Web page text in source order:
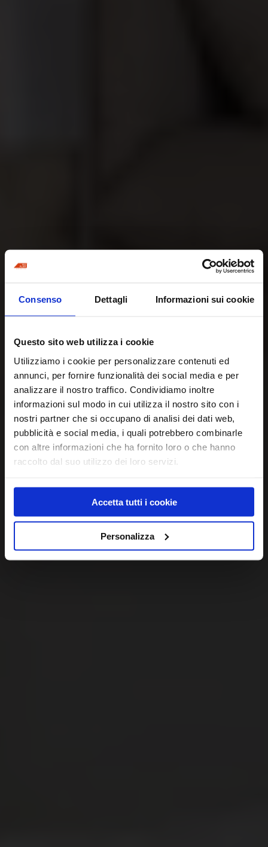
Consenso Dettagli Informazioni sui cookie
Questo sito web utilizza i cookie
Utilizziamo i cookie per personalizzare contenuti ed
annunci, per fornire funzionalità dei social media e per
analizzare il nostro traffico. Condividiamo inoltre
informazioni sul modo in cui utilizza il nostro sito con i
nostri partner che si occupano di analisi dei dati web,
pubblicità e social media, i quali potrebbero combinarle
con altre informazioni che ha fornito loro o che hanno
raccolto dal suo utilizzo dei loro servizi.
Accetta tutti i cookie
Personalizza